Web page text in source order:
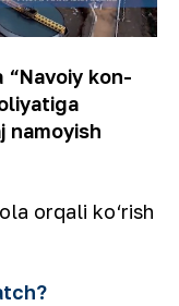
“Navoiy kon-
namoyish
orqali ko‘rish